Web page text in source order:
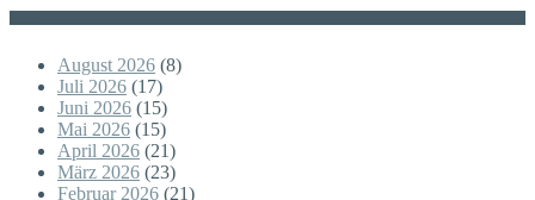
August 2026 (8)
Juli 2026 (17)
Juni 2026 (15)
Mai 2026 (15)
April 2026 (21)
März 2026 (23)
Februar 2026 (21)